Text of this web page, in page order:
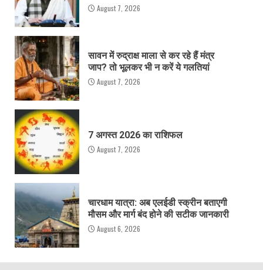
August 7, 2026
सावन में रुद्राक्ष माला से कर रहे हैं मंत्र
जाप? तो भूलकर भी न करें ये गलतियां
August 7, 2026
7 अगस्त 2026 का राशिफल
August 7, 2026
चारधाम यात्रा: अब एलईडी स्क्रीन बताएगी
मौसम और मार्ग बंद होने की सटीक जानकारी
August 6, 2026